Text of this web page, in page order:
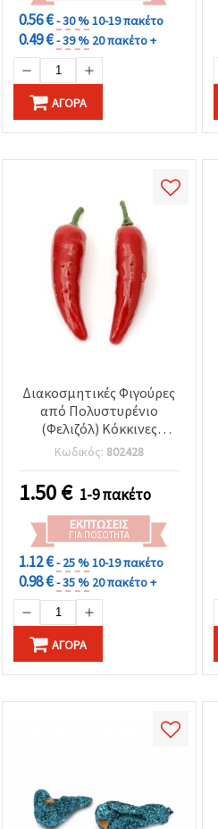
0.56 €- 30 %10-19 πακέτο
0.49 €- 39 % 20 πακέτο +
ΑΓΟΡΆ
Διακοσμητικές Φιγούρες
από Πολυστυρένιο
(Φελιζόλ) Κόκκινες
Πιπεριές 67x17 mm - 10
Τεμάχια
Κωδικός: 802428
1.50€ 1-9 πακέτο
ΕΚΠΤΏΣΕΙΣ
ΓΙΑ ΠΟΣΌΤΗΤΑ
1.12 €- 25 %10-19 πακέτο
0.98 €- 35 % 20 πακέτο +
ΑΓΟΡΆ